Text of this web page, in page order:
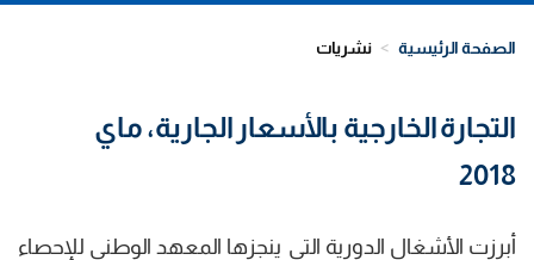
navigation
الصفحة الرئيسية نشريات
التجارة الخارجية بالأسعار الجارية، ماي
2018
أبرزت الأشغال الدورية التي ينجزها المعهد الوطني للإحصاء